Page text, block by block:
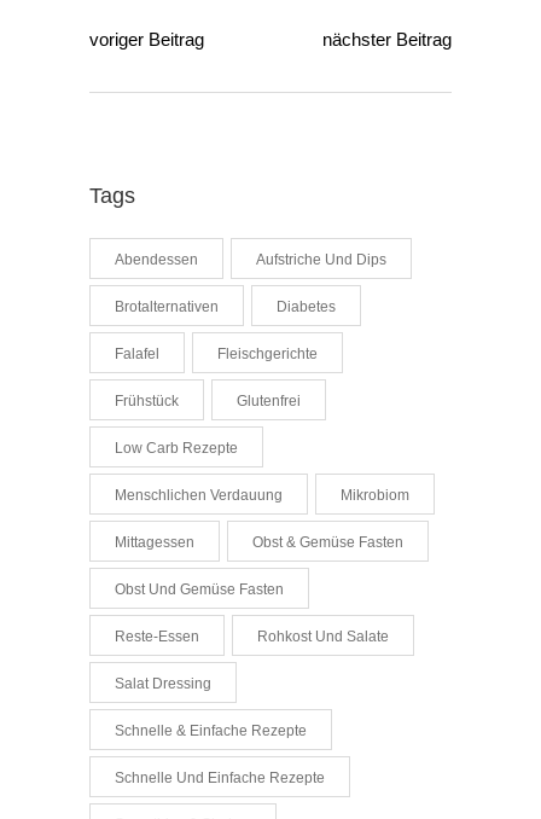
voriger Beitrag nächster Beitrag
Tags
Abendessen Aufstriche Und Dips
Brotalternativen Diabetes
Falafel Fleischgerichte
Frühstück Glutenfrei
Low Carb Rezepte
Menschlichen Verdauung Mikrobiom
Mittagessen Obst & Gemüse Fasten
Obst Und Gemüse Fasten
Reste-Essen Rohkost Und Salate
Salat Dressing
Schnelle & Einfache Rezepte
Schnelle Und Einfache Rezepte